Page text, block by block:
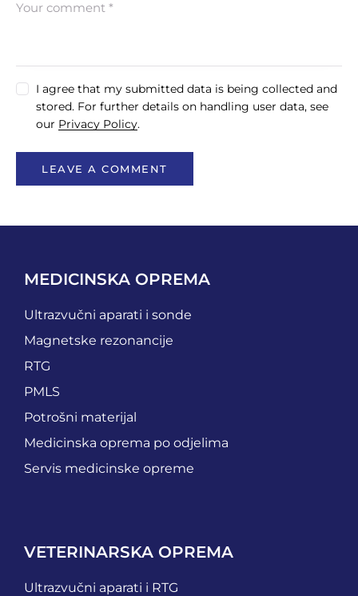
I agree that my submitted data is being collected and
stored. For further details on handling user data, see
our Privacy Policy.
MEDICINSKA OPREMA
Ultrazvučni aparati i sonde
Magnetske rezonancije
RTG
PMLS
Potrošni materijal
Medicinska oprema po odjelima
Servis medicinske opreme
VETERINARSKA OPREMA
Ultrazvučni aparati i RTG